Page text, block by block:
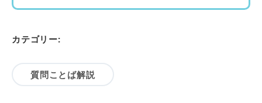
カテゴリー:
質問ことば解説